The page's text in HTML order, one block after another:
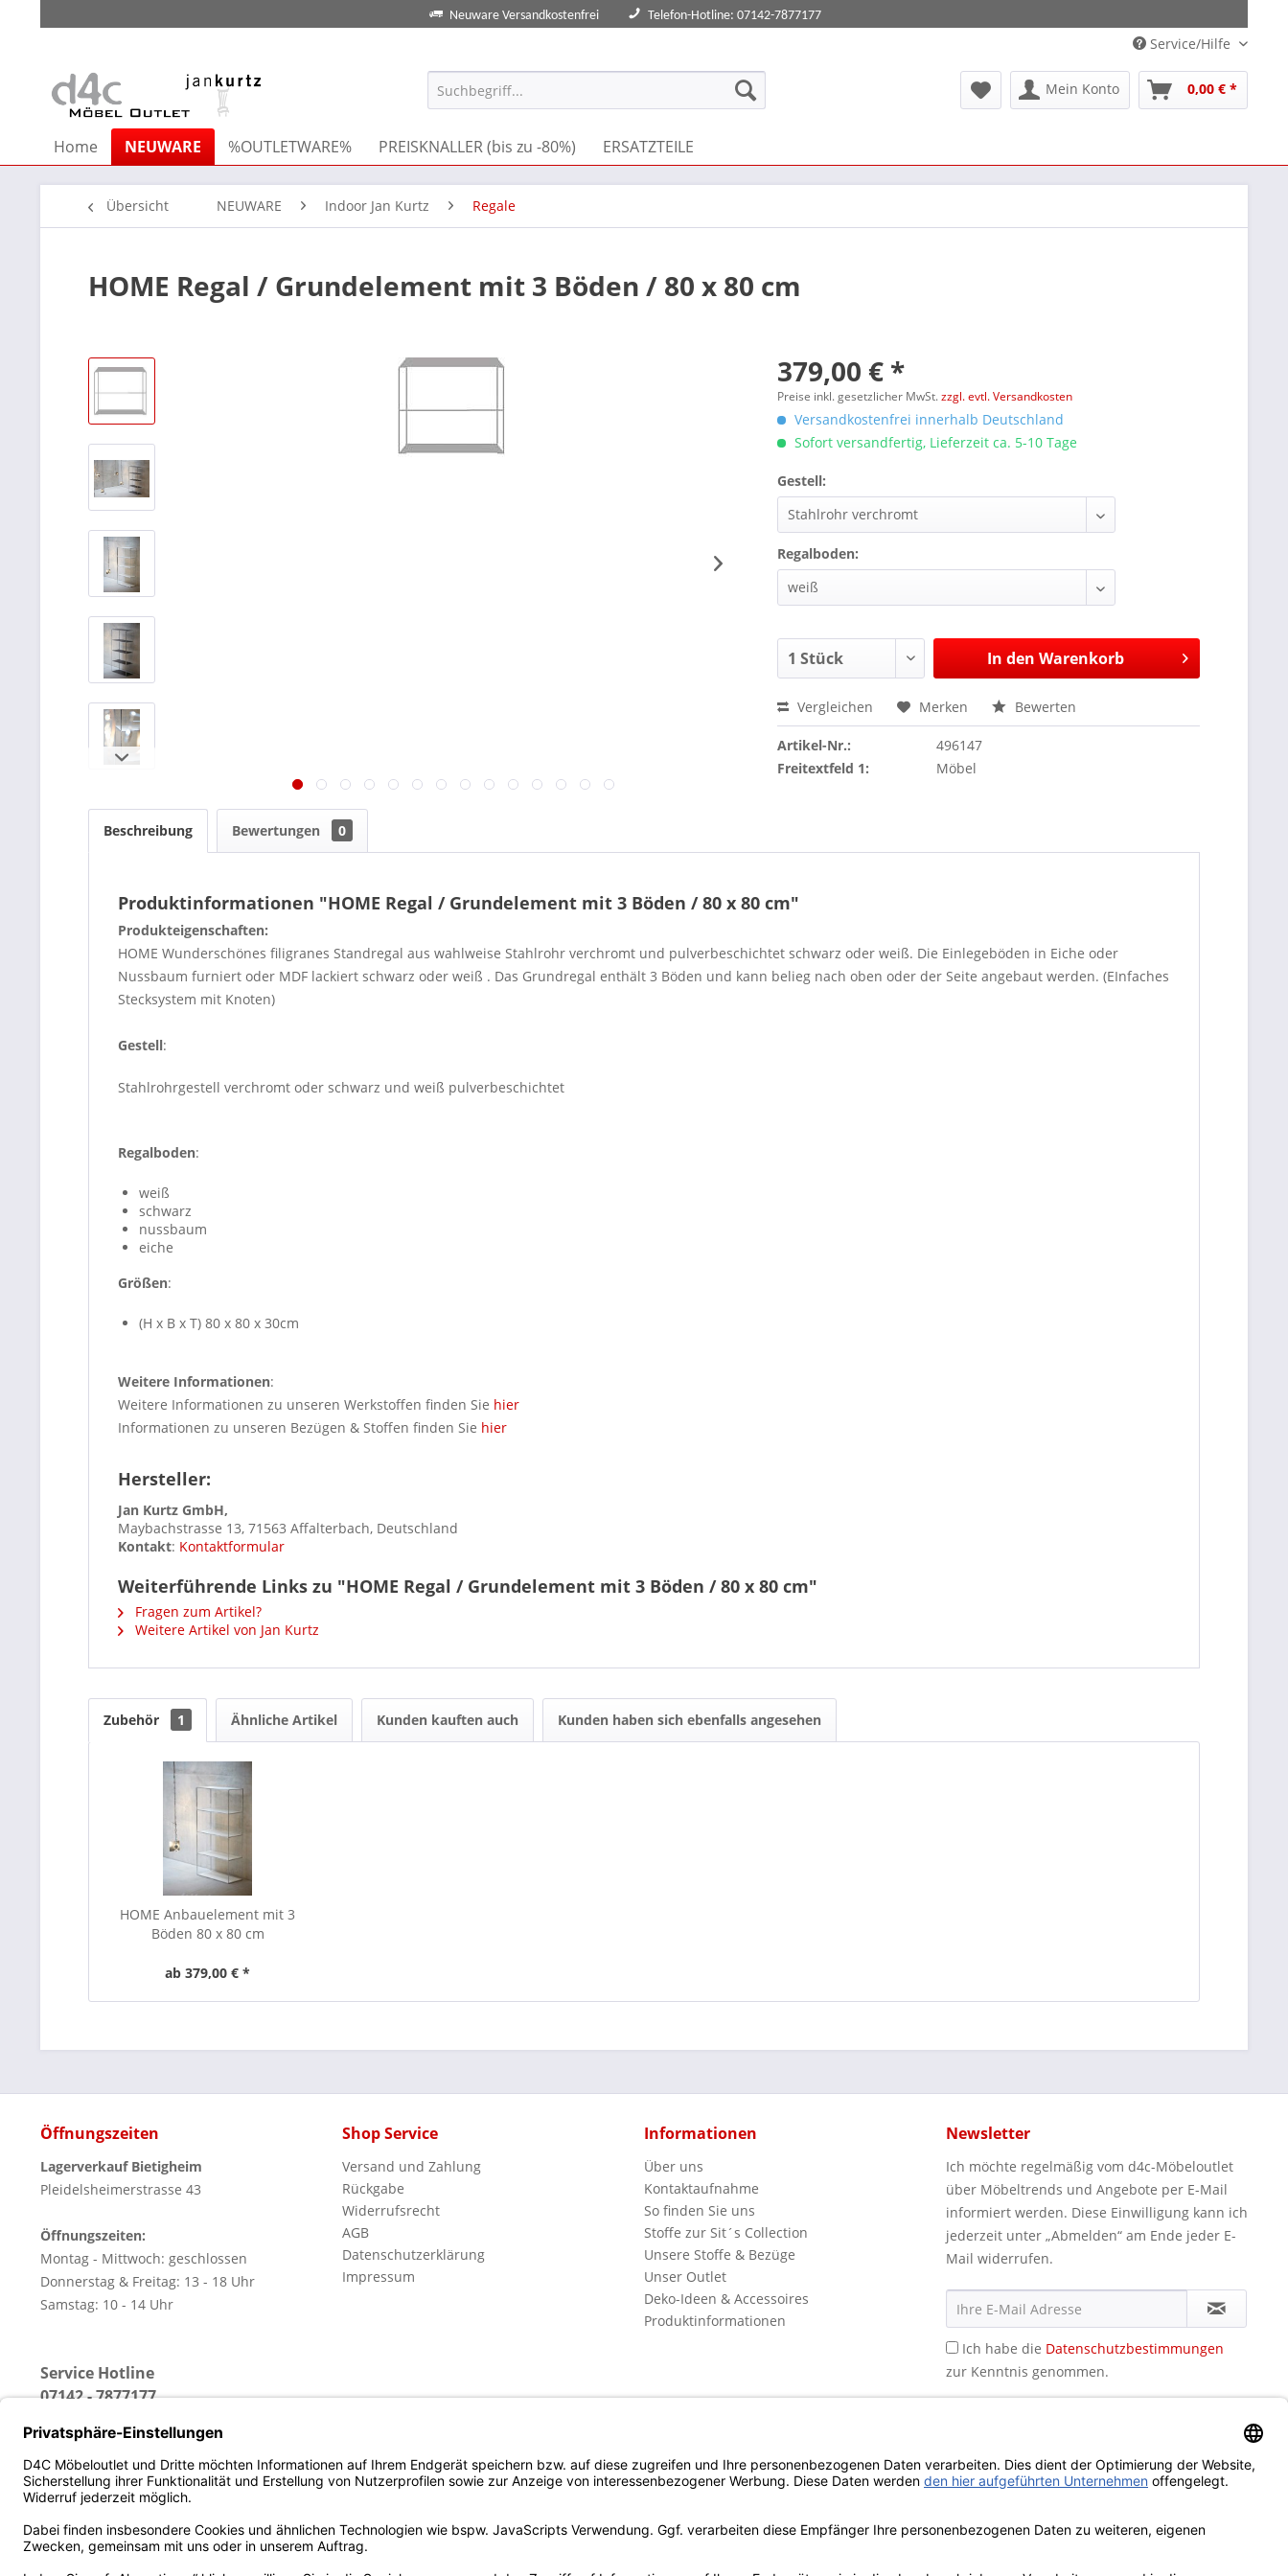
Neuware Versandkostenfrei Telefon-Hotline: 07142-7877177
Service/Hilfe
Mein Konto 0,00 € *
Home NEUWARE %OUTLETWARE% PREISKNALLER (bis zu -80%) ERSATZTEILE
Übersicht NEUWARE Indoor Jan Kurtz Regale
HOME Regal / Grundelement mit 3 Böden / 80 x 80 cm
379,00 € *
Preise inkl. gesetzlicher MwSt.zzgl. evtl. Versandkosten
Versandkostenfrei innerhalb Deutschland
Sofort versandfertig, Lieferzeit ca. 5-10 Tage
Gestell:
Regalboden:
In den Warenkorb
Vergleichen Merken Bewerten
Artikel-Nr.:
496147
Freitextfeld 1:
Möbel
Beschreibung Bewertungen 0
Produktinformationen "HOME Regal / Grundelement mit 3 Böden / 80 x 80 cm"
Produkteigenschaften:
HOME Wunderschönes filigranes Standregal aus wahlweise Stahlrohr verchromt und pulverbeschichtet schwarz oder weiß. Die Einlegeböden in Eiche oder
Nussbaum furniert oder MDF lackiert schwarz oder weiß . Das Grundregal enthält 3 Böden und kann belieg nach oben oder der Seite angebaut werden. (EInfaches
Stecksystem mit Knoten)
Gestell:
Stahlrohrgestell verchromt oder schwarz und weiß pulverbeschichtet
Regalboden:
weiß
schwarz
nussbaum
eiche
Größen:
(H x B x T) 80 x 80 x 30cm
Weitere Informationen:
Weitere Informationen zu unseren Werkstoffen finden Sie hier
Informationen zu unseren Bezügen & Stoffen finden Sie hier
Hersteller:
Jan Kurtz GmbH,
Maybachstrasse 13, 71563 Affalterbach, Deutschland
Kontakt: Kontaktformular
Weiterführende Links zu "HOME Regal / Grundelement mit 3 Böden / 80 x 80 cm"
Fragen zum Artikel?
Weitere Artikel von Jan Kurtz
Zubehör 1 Ähnliche Artikel Kunden kauften auch Kunden haben sich ebenfalls angesehen
HOME Anbauelement mit 3
Böden 80 x 80 cm
ab 379,00 € *
Öffnungszeiten
Lagerverkauf Bietigheim
Pleidelsheimerstrasse 43
Öffnungszeiten:
Montag - Mittwoch: geschlossen
Donnerstag & Freitag: 13 - 18 Uhr
Samstag: 10 - 14 Uhr
Service Hotline
07142 - 7877177
Shop Service
Versand und Zahlung
Rückgabe
Widerrufsrecht
AGB
Datenschutzerklärung
Impressum
Informationen
Über uns
Kontaktaufnahme
So finden Sie uns
Stoffe zur Sit´s Collection
Unsere Stoffe & Bezüge
Unser Outlet
Deko-Ideen & Accessoires
Produktinformationen
Newsletter
Ich möchte regelmäßig vom d4c-Möbeloutlet
über Möbeltrends und Angebote per E-Mail
informiert werden. Diese Einwilligung kann ich
jederzeit unter „Abmelden“ am Ende jeder E-
Mail widerrufen.
Ich habe die Datenschutzbestimmungen
zur Kenntnis genommen.
* Alle Preise inkl. gesetzl. Mehrwertsteuer zzgl. evtl.Versandkosten und ggf. Nachnahmegebühren, wenn nicht anders beschrieben